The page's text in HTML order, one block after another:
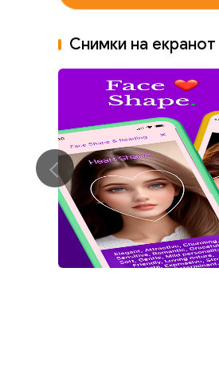
Снимки на екранот